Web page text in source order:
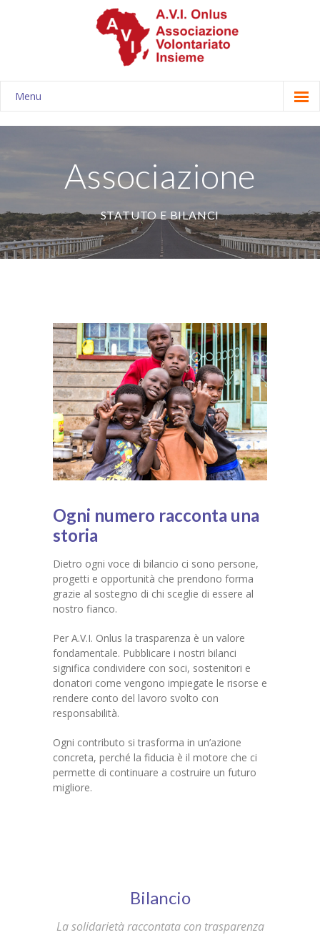
Menu
Associazione
-- Statuto e bilanci
-- Consiglio direttivo
-- Adozioni scolastiche
-- Progetti
-- Contributi pubblici
Sostienici
Parti con noi
Associazione
STATUTO E BILANCI
Ogni numero racconta una
storia
Dietro ogni voce di bilancio ci sono persone,
progetti e opportunità che prendono forma
grazie al sostegno di chi sceglie di essere al
nostro fianco.
Per A.V.I. Onlus la trasparenza è un valore
fondamentale. Pubblicare i nostri bilanci
significa condividere con soci, sostenitori e
donatori come vengono impiegate le risorse e
rendere conto del lavoro svolto con
responsabilità.
Ogni contributo si trasforma in un’azione
concreta, perché la fiducia è il motore che ci
permette di continuare a costruire un futuro
migliore.
Bilancio
La solidarietà raccontata con trasparenza